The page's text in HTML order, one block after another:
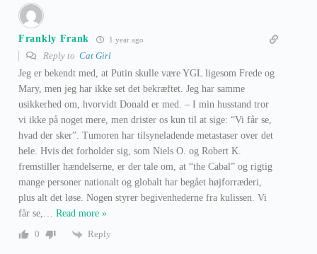
Frankly Frank 1 year ago
Reply to Cat Girl
Jeg er bekendt med, at Putin skulle være YGL ligesom Frede og
Mary, men jeg har ikke set det bekræftet. Jeg har samme
usikkerhed om, hvorvidt Donald er med. – I min husstand tror
vi ikke på noget mere, men drister os kun til at sige: “Vi får se,
hvad der sker”. Tumoren har tilsyneladende metastaser over det
hele. Hvis det forholder sig, som Niels O. og Robert K.
fremstiller hændelserne, er der tale om, at “the Cabal” og rigtig
mange personer nationalt og globalt har begået højforræderi,
plus alt det løse. Nogen styrer begivenhederne fra kulissen. Vi
får se,
Read more »
0
Reply